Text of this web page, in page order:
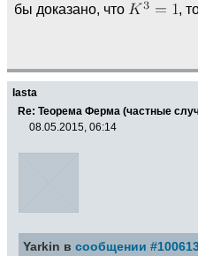
бы доказано, что
,
lasta
Re: Теорема Ферма (частные
08.05.2015, 06:14
Yarkin в сообщении